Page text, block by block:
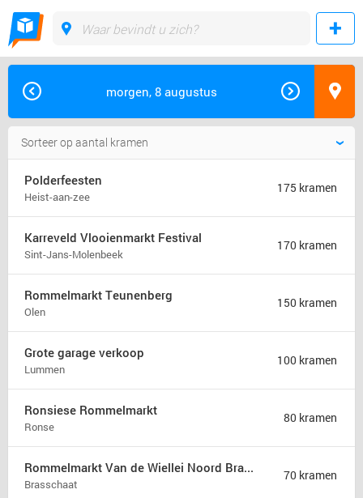
morgen, 8 augustus
Polderfeesten
Heist-aan-zee
175 kramen
Karreveld Vlooienmarkt Festival
Sint-Jans-Molenbeek
170 kramen
Rommelmarkt Teunenberg
Olen
150 kramen
Grote garage verkoop
Lummen
100 kramen
Ronsiese Rommelmarkt
Ronse
80 kramen
Rommelmarkt Van de Wiellei Noord Brasschaat
Brasschaat
70 kramen